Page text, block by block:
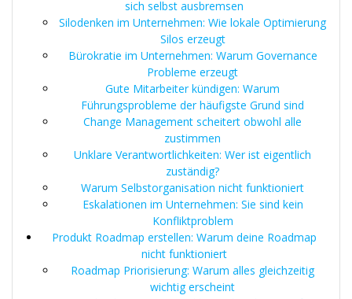
sich selbst ausbremsen
Silodenken im Unternehmen: Wie lokale Optimierung
Silos erzeugt
Bürokratie im Unternehmen: Warum Governance
Probleme erzeugt
Gute Mitarbeiter kündigen: Warum
Führungsprobleme der häufigste Grund sind
Change Management scheitert obwohl alle
zustimmen
Unklare Verantwortlichkeiten: Wer ist eigentlich
zuständig?
Warum Selbstorganisation nicht funktioniert
Eskalationen im Unternehmen: Sie sind kein
Konfliktproblem
Produkt Roadmap erstellen: Warum deine Roadmap
nicht funktioniert
Roadmap Priorisierung: Warum alles gleichzeitig
wichtig erscheint